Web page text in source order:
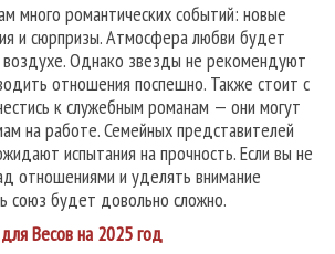
много романтических событий: новые
и сюрпризы. Атмосфера любви будет
воздухе. Однако звезды не рекомендуют
отношения поспешно. Также стоит с
к служебным романам — они могут
на работе. Семейных представителей
испытания на прочность. Если вы не
отношениями и уделять внимание
союз будет довольно сложно.
Весов на 2025 год